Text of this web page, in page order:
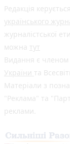
Редакція
українського
журналістської
можна тут
Видання є членом
України та
Матеріали з
"Реклама" та
реклами.